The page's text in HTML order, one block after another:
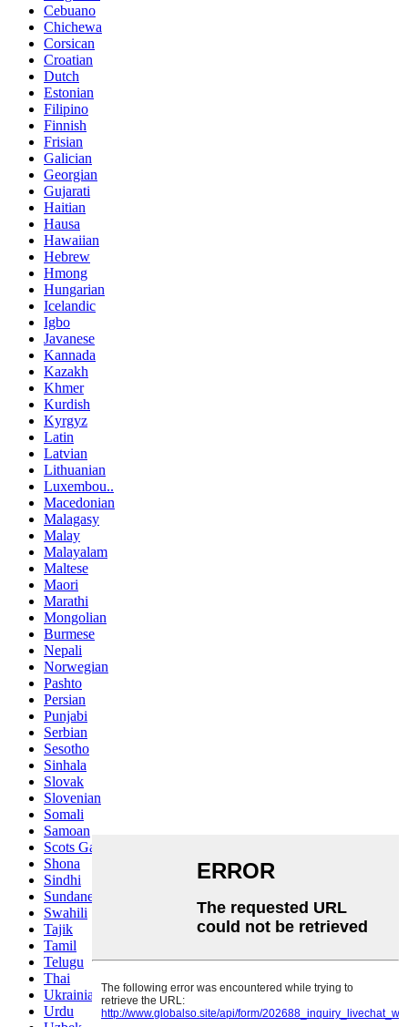
Cebuano
Chichewa
Corsican
Croatian
Dutch
Estonian
Filipino
Finnish
Frisian
Galician
Georgian
Gujarati
Haitian
Hausa
Hawaiian
Hebrew
Hmong
Hungarian
Icelandic
Igbo
Javanese
Kannada
Kazakh
Khmer
Kurdish
Kyrgyz
Latin
Latvian
Lithuanian
Luxembou..
Macedonian
Malagasy
Malay
Malayalam
Maltese
Maori
Marathi
Mongolian
Burmese
Nepali
Norwegian
Pashto
Persian
Punjabi
Serbian
Sesotho
Sinhala
Slovak
Slovenian
Somali
Samoan
Scots Gaelic
Shona
Sindhi
Sundanese
Swahili
Tajik
Tamil
Telugu
Thai
Ukrainian
Urdu